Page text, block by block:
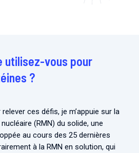
utilisez-vous pour
?
relever ces défis, je m’appuie sur la
(RMN) du solide, une
au cours des 25 dernières
à la RMN en solution, qui